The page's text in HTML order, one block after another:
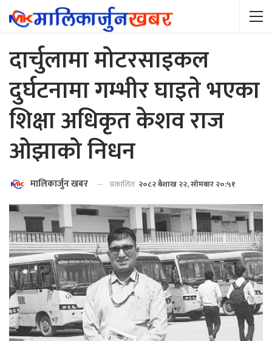
दार्चुलामा मोटरसाइकल
दुर्घटनामा गम्भीर घाइते भएका
शिक्षा अधिकृत केशव राज
ओझाको निधन
मालिकार्जुन खबर प्रकाशितः २०८२ बैशाख २२, सोमबार २०:५१